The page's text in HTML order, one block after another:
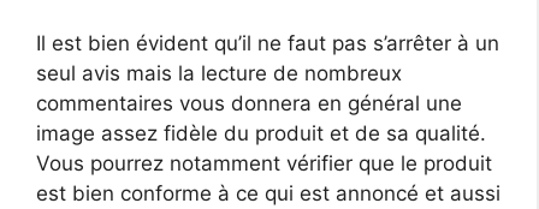
Il est bien évident qu’il ne faut pas s’arrêter à un
seul avis mais la lecture de nombreux
commentaires vous donnera en général une
image assez fidèle du produit et de sa qualité.
Vous pourrez notamment vérifier que le produit
est bien conforme à ce qui est annoncé et aussi